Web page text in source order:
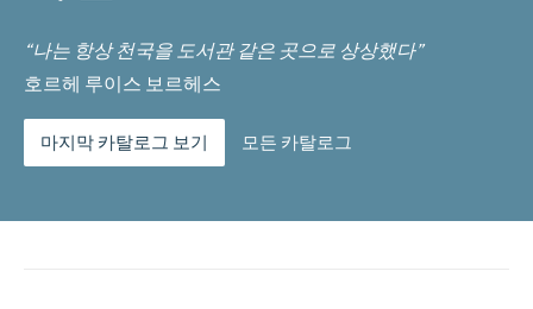
“나는 항상 천국을 도서관 같은 곳으로 상상했다”
호르헤 루이스 보르헤스
마지막 카탈로그 보기 모든 카탈로그